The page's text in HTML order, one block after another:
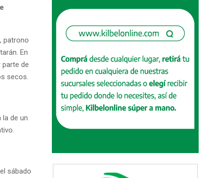
patrono
En
de
secos.
de un
sábado